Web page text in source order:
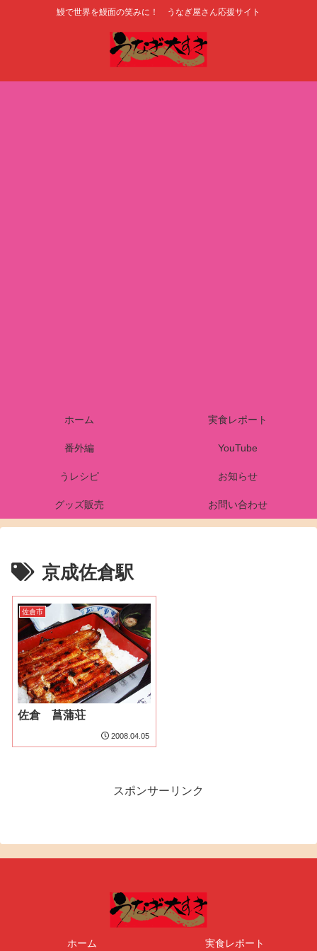
鰻で世界を鰻面の笑みに！ うなぎ屋さん応援サイト
ホーム 実食レポート
番外編 YouTube
うレシピ お知らせ
グッズ販売 お問い合わせ
京成佐倉駅
佐倉市
佐倉 菖蒲荘
2008.04.05
スポンサーリンク
ホーム 実食レポート